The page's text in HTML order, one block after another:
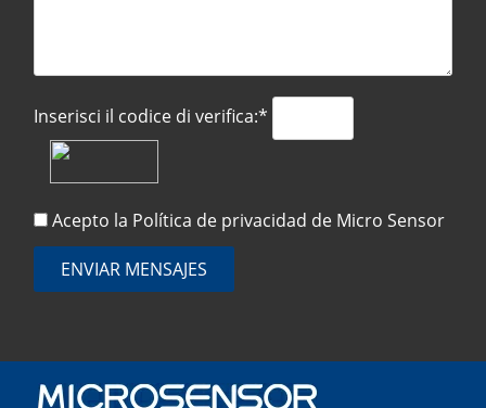
Inserisci il codice di verifica:*
Acepto la Política de privacidad de Micro Sensor
ENVIAR MENSAJES